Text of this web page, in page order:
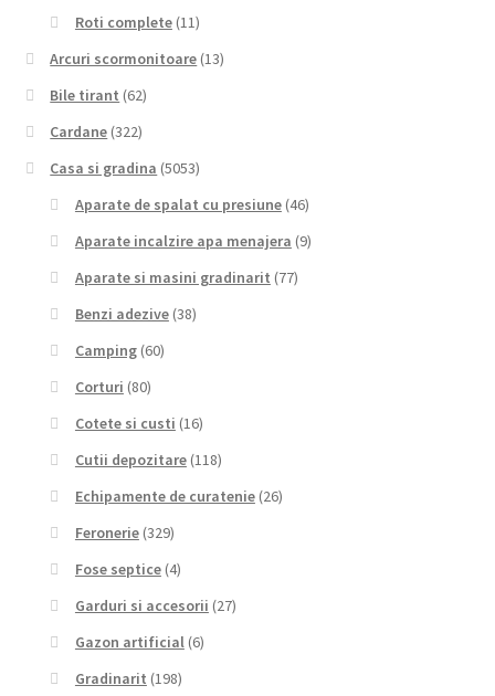
Roti complete (11)
Arcuri scormonitoare (13)
Bile tirant (62)
Cardane (322)
Casa si gradina (5053)
Aparate de spalat cu presiune (46)
Aparate incalzire apa menajera (9)
Aparate si masini gradinarit (77)
Benzi adezive (38)
Camping (60)
Corturi (80)
Cotete si custi (16)
Cutii depozitare (118)
Echipamente de curatenie (26)
Feronerie (329)
Fose septice (4)
Garduri si accesorii (27)
Gazon artificial (6)
Gradinarit (198)